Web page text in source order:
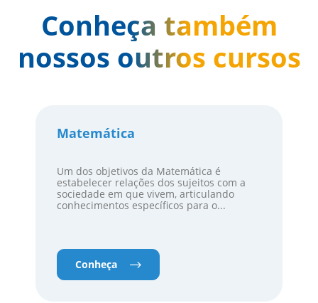
Conheça também
nossos outros cursos
Matemática
Um dos objetivos da Matemática é
estabelecer relações dos sujeitos com a
sociedade em que vivem, articulando
conhecimentos específicos para o...
Conheça